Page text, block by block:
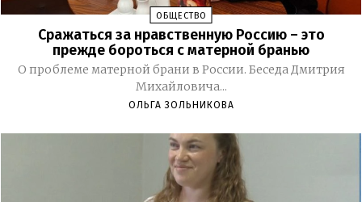
ОБЩЕСТВО
Сражаться за нравственную Россию – это
прежде бороться с матерной бранью
О проблеме матерной брани в России. Беседа Дмитрия
Михайловича...
ОЛЬГА ЗОЛЬНИКОВА